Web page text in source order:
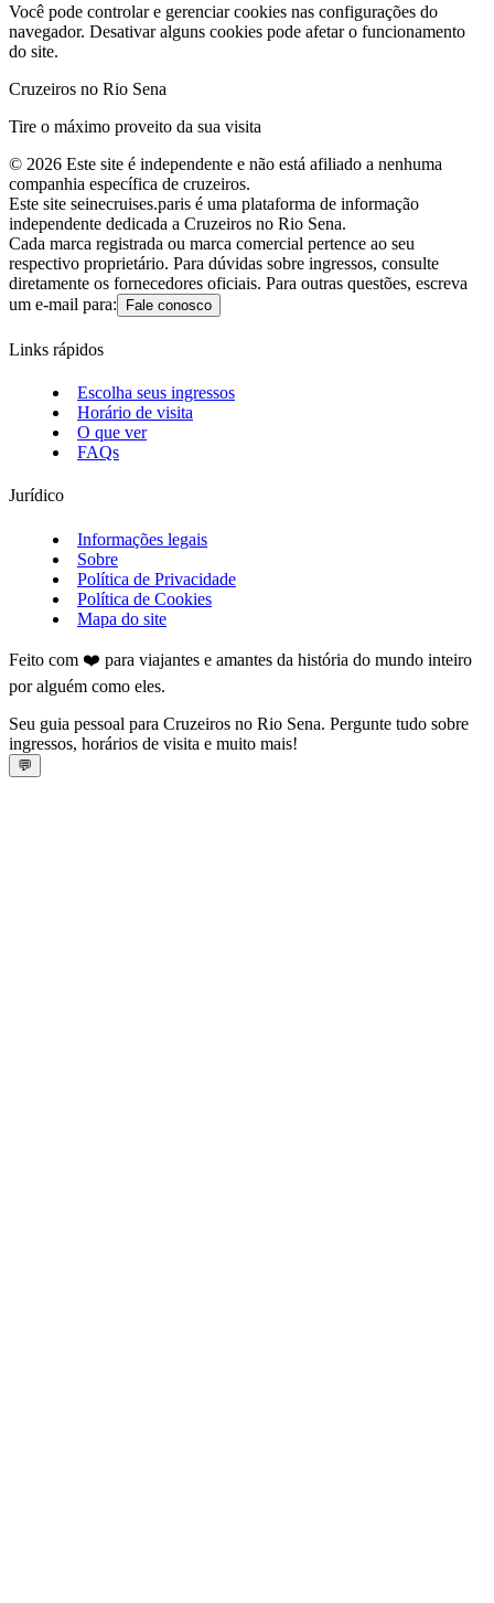
Você pode controlar e gerenciar cookies nas configurações do
navegador. Desativar alguns cookies pode afetar o funcionamento
do site.
Cruzeiros no Rio Sena
Tire o máximo proveito da sua visita
© 2026 Este site é independente e não está afiliado a nenhuma
companhia específica de cruzeiros.
Este site seinecruises.paris é uma plataforma de informação
independente dedicada a Cruzeiros no Rio Sena.
Cada marca registrada ou marca comercial pertence ao seu
respectivo proprietário. Para dúvidas sobre ingressos, consulte
diretamente os fornecedores oficiais. Para outras questões, escreva
um e-mail para:
Fale conosco
Links rápidos
Escolha seus ingressos
Horário de visita
O que ver
FAQs
Jurídico
Informações legais
Sobre
Política de Privacidade
Política de Cookies
Mapa do site
Feito com ❤️ para viajantes e amantes da história do mundo inteiro
por alguém como eles.
Seu guia pessoal para Cruzeiros no Rio Sena. Pergunte tudo sobre
ingressos, horários de visita e muito mais!
💬